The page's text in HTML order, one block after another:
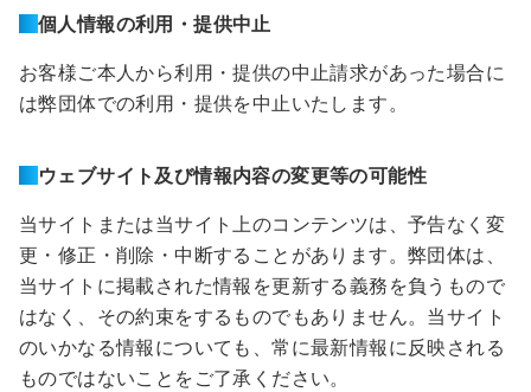
個人情報の利用・提供中止
お客様ご本人から利用・提供の中止請求があった場合に
は弊団体での利用・提供を中止いたします。
ウェブサイト及び情報内容の変更等の可能性
当サイトまたは当サイト上のコンテンツは、予告なく変
更・修正・削除・中断することがあります。弊団体は、
当サイトに掲載された情報を更新する義務を負うもので
はなく、その約束をするものでもありません。当サイト
のいかなる情報についても、常に最新情報に反映される
ものではないことをご了承ください。